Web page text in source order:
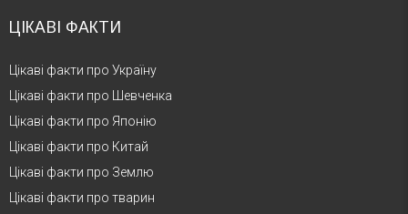
ЦІКАВІ ФАКТИ
Цікаві факти про Україну
Цікаві факти про Шевченка
Цікаві факти про Японію
Цікаві факти про Китай
Цікаві факти про Землю
Цікаві факти про тварин